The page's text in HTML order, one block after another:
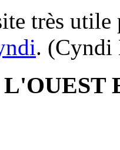
très utile
. (Cyndi